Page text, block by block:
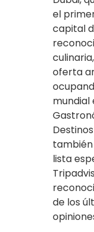
el
capital
oferta
mundial
también
lista
de los